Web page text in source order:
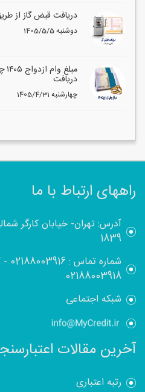
دریافت قبض گاز از
1405/5/5 دوشنبه
دریافت
1405/4/31 چهارشنبه
راههای ارتباط با ما
آدرس: تهران- خیابان کارگر
1839
شماره تماس :02188003916
-
02188003918
شبکه اجتماعی
آخرین مقالات
رتبه اعتباری